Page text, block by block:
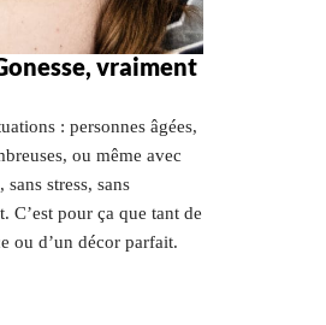
vraiment
: personnes âgées,
ou même avec
stress, sans
C’est pour ça que tant de
ou d’un décor parfait.